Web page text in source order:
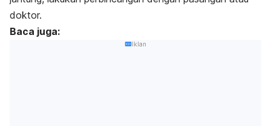
doktor.
Baca juga:
Iklan